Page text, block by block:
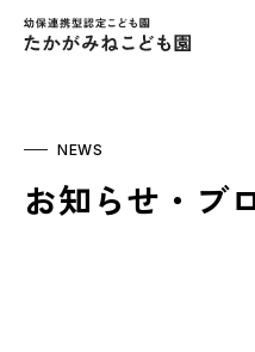
幼保連
NEWS
お知らせ・ブ